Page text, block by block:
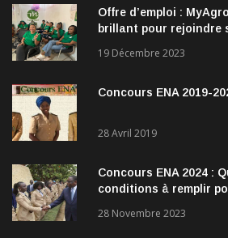
Offre d’emploi :
brillant pour rejoindre
19 Décembre 2023
Concours ENA 2019-
28 Avril 2019
Concours ENA 2024 :
conditions à remplir
28 Novembre 2023